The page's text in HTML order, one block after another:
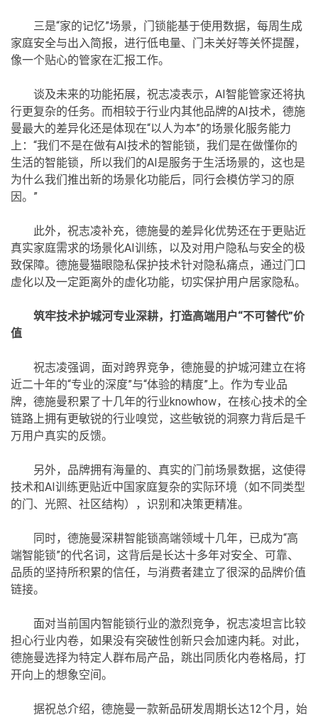
三是“家的记忆”场景，门锁能基于使用数据，每周生成
家庭安全与出入简报，进行低电量、门未关好等关怀提醒，
像一个贴心的管家在汇报工作。
谈及未来的功能拓展，祝志凌表示，AI智能管家还将执
行更复杂的任务。而相较于行业内其他品牌的AI技术，德施
曼最大的差异化还是体现在“以人为本”的场景化服务能力
上：“我们不是在做有AI技术的智能锁，我们是在做懂你的
生活的智能锁，所以我们的AI是服务于生活场景的，这也是
为什么我们推出新的场景化功能后，同行会模仿学习的原
因。”
此外，祝志凌补充，德施曼的差异化优势还在于更贴近
真实家庭需求的场景化AI训练，以及对用户隐私与安全的极
致保障。德施曼猫眼隐私保护技术针对隐私痛点，通过门口
虚化以及一定距离外的虚化功能，切实保护用户居家隐私。
筑牢技术护城河专业深耕，打造高端用户“不可替代”价
值
祝志凌强调，面对跨界竞争，德施曼的护城河建立在将
近二十年的“专业的深度”与“体验的精度”上。作为专业品
牌，德施曼积累了十几年的行业knowhow，在核心技术的全
链路上拥有更敏锐的行业嗅觉，这些敏锐的洞察力背后是千
万用户真实的反馈。
另外，品牌拥有海量的、真实的门前场景数据，这使得
技术和AI训练更贴近中国家庭复杂的实际环境（如不同类型
的门、光照、社区结构），识别和决策更精准。
同时，德施曼深耕智能锁高端领域十几年，已成为“高
端智能锁”的代名词，这背后是长达十多年对安全、可靠、
品质的坚持所积累的信任，与消费者建立了很深的品牌价值
链接。
面对当前国内智能锁行业的激烈竞争，祝志凌坦言比较
担心行业内卷，如果没有突破性创新只会加速内耗。对此，
德施曼选择为特定人群布局产品，跳出同质化内卷格局，打
开向上的想象空间。
据祝总介绍，德施曼一款新品研发周期长达12个月，始